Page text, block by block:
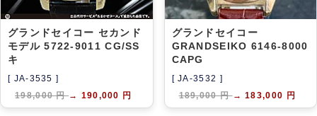
グランドセイコー セカンド
モデル 5722-9011 CG/SS
キ
[ JA-3535 ]
198,000 円→ 190,000 円
グランドセイコー
GRANDSEIKO 6146-8000
CAPG
[ JA-3532 ]
189,000 円→ 183,000 円